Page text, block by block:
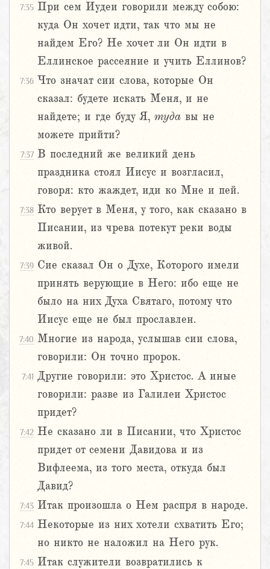
7:35 При сем Иудеи говорили между собою:
куда Он хочет идти, так что мы не
найдем Его? Не хочет ли Он идти в
Еллинское рассеяние и учить Еллинов?
7:36 Что значат сии слова, которые Он
сказал: будете искать Меня, и не
найдете; и где буду Я, туда вы не
можете прийти?
7:37 В последний же великий день
праздника стоял Иисус и возгласил,
говоря: кто жаждет, иди ко Мне и пей.
7:38 Кто верует в Меня, у того, как сказано в
Писании, из чрева потекут реки воды
живой.
7:39 Сие сказал Он о Духе, Которого имели
принять верующие в Него: ибо еще не
было на них Духа Святаго, потому что
Иисус еще не был прославлен.
7:40 Многие из народа, услышав сии слова,
говорили: Он точно пророк.
7:41 Другие говорили: это Христос. А иные
говорили: разве из Галилеи Христос
придет?
7:42 Не сказано ли в Писании, что Христос
придет от семени Давидова и из
Вифлеема, из того места, откуда был
Давид?
7:43 Итак произошла о Нем распря в народе.
7:44 Некоторые из них хотели схватить Его;
но никто не наложил на Него рук.
7:45 Итак служители возвратились к